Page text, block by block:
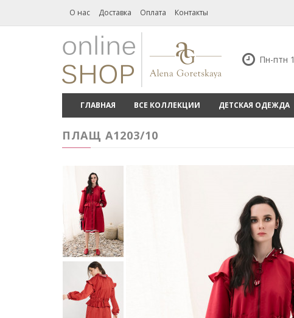
О нас Доставка Оплата Контакты
Пн-птн
ГЛАВНАЯ ВСЕ КОЛЛЕКЦИИ ДЕТСКАЯ ОДЕЖДА
ПЛАЩ А1203/10